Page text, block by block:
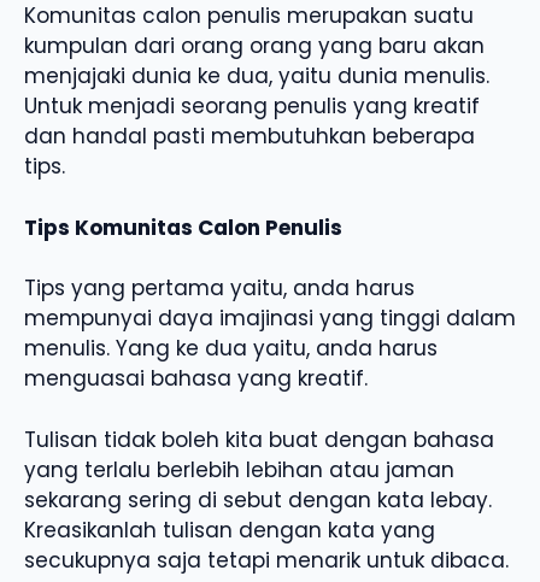
Komunitas calon penulis merupakan suatu
kumpulan dari orang orang yang baru akan
menjajaki dunia ke dua, yaitu dunia menulis.
Untuk menjadi seorang penulis yang kreatif
dan handal pasti membutuhkan beberapa
tips.
Tips Komunitas Calon Penulis
Tips yang pertama yaitu, anda harus
mempunyai daya imajinasi yang tinggi dalam
menulis. Yang ke dua yaitu, anda harus
menguasai bahasa yang kreatif.
Tulisan tidak boleh kita buat dengan bahasa
yang terlalu berlebih lebihan atau jaman
sekarang sering di sebut dengan kata lebay.
Kreasikanlah tulisan dengan kata yang
secukupnya saja tetapi menarik untuk dibaca.